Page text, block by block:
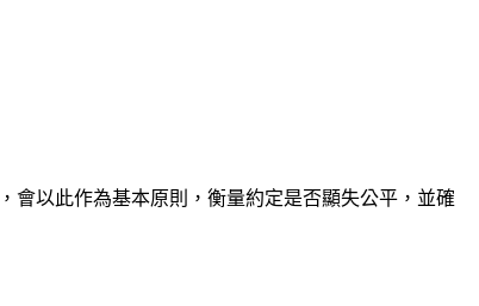
會以此作為基本原則，衡量約定是否顯失公平，並確